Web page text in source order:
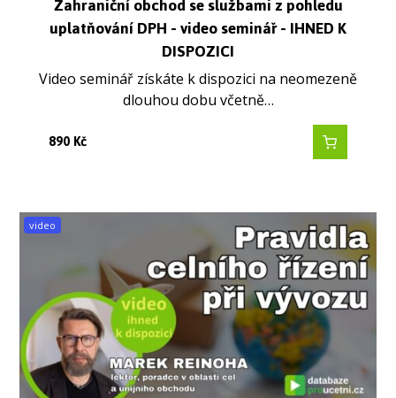
uplatňování DPH - video seminář - IHNED K
DISPOZICI
Video seminář získáte k dispozici na neomezeně
dlouhou dobu včetně…
890Kč
video